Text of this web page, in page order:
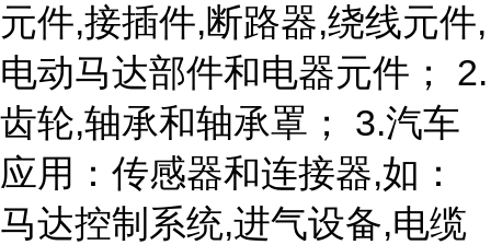
元件,接插件,断路器,绕线元件,
电动马达部件和电器元件； 2.
齿轮,轴承和轴承罩； 3.汽车
应用：传感器和连接器,如：
马达控制系统,进气设备,电缆